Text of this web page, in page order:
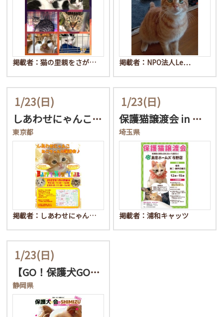
掲載者：猫の里親をさが… 掲載者：NPO法人Le…
1/23(日)
しあわせにゃんこ猫ちゃん…
東京都
掲載者：しあわせにゃん…
1/23(日)
保護猫譲渡会 in 島忠…
埼玉県
掲載者：浦和キャッツ
1/23(日)
【GO！保護犬GO】保護…
静岡県